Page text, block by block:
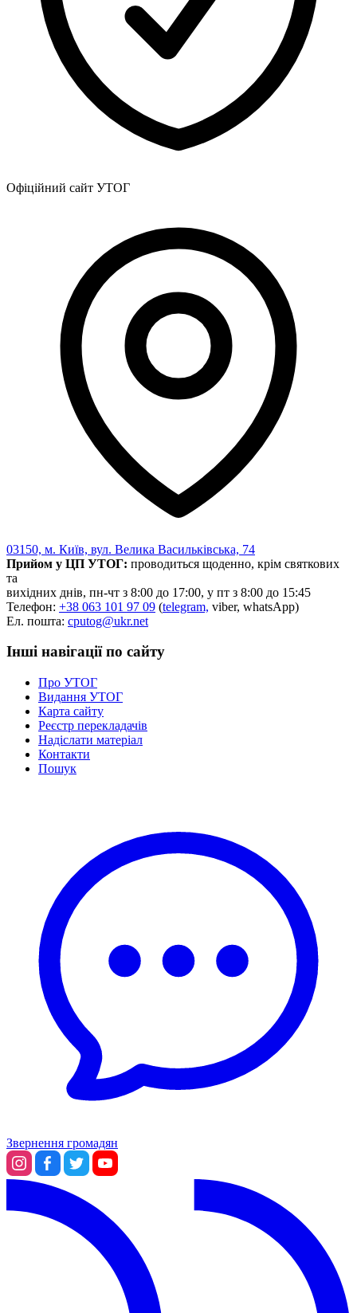
Офіційний сайт УТОГ
03150, м. Київ, вул. Велика Васильківська, 74
Прийом у ЦП УТОГ: проводиться щоденно, крім святкових
та
вихідних днів, пн-чт з 8:00 до 17:00, у пт з 8:00 до 15:45
Телефон: +38 063 101 97 09 (telegram, viber, whatsApp)
Ел. пошта: cputog@ukr.net
Інші навігації по сайту
Про УТОГ
Видання УТОГ
Карта сайту
Реєстр перекладачів
Надіслати матеріал
Контакти
Пошук
Звернення громадян